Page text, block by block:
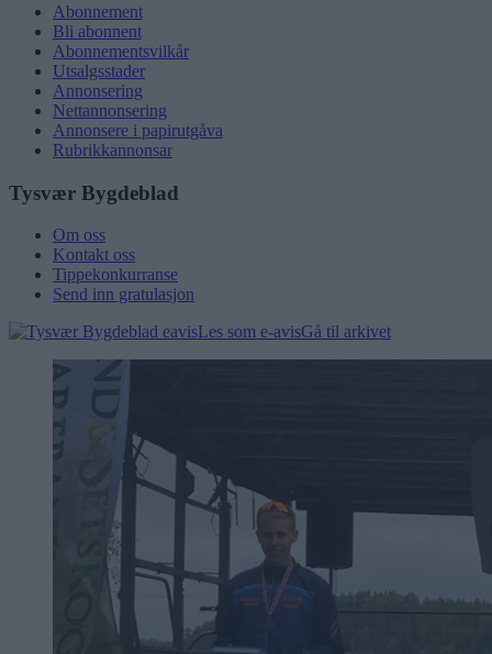
Abonnement
Bli abonnent
Abonnementsvilkår
Utsalgsstader
Annonsering
Nettannonsering
Annonsere i papirutgåva
Rubrikkannonsar
Tysvær Bygdeblad
Om oss
Kontakt oss
Tippekonkurranse
Send inn gratulasjon
Les som e-avisGå til arkivet